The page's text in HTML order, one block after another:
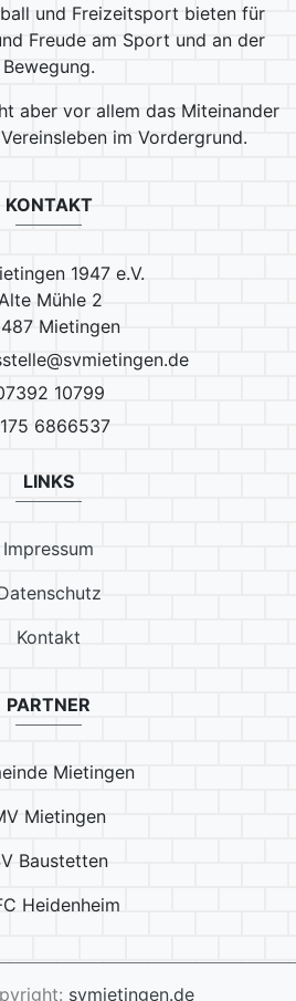
und Freizeitsport bieten für
Freude am Sport und an der
Bewegung.
aber vor allem das Miteinander
im Vordergrund.
KONTAKT
1947 e.V.
Alte Mühle 2
Mietingen
10799
6866537
LINKS
Impressum
Kontakt
PARTNER
Mietingen
Mietingen
Baustetten
Heidenheim
svmietingen.de